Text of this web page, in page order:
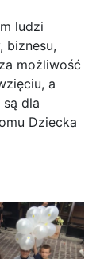
ludzi
biznesu,
możliwość
a
są dla
Dziecka